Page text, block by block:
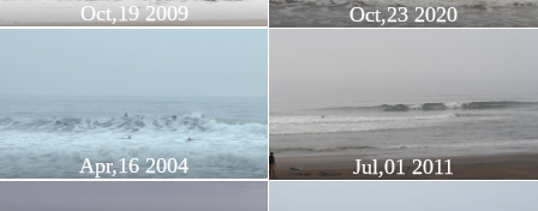
Oct,19 2009 Oct,23 2020
Apr,16 2004 Jul,01 2011